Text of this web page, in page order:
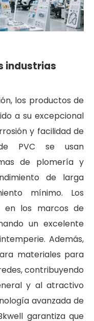
industrias
los productos de
a su excepcional
y facilidad de
PVC se usan
de plomería y
de larga
mínimo. Los
en los marcos de
un excelente
Además,
materiales para
contribuyendo
y al atractivo
avanzada de
garantiza que